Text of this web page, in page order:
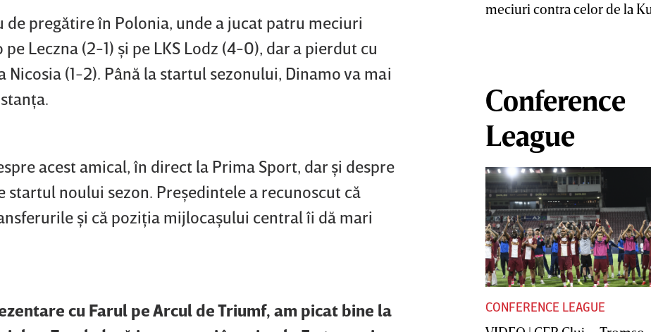
de pregătire în Polonia, unde a jucat patru meciuri
Leczna (2-1) şi pe LKS Lodz (4-0), dar a pierdut cu
Nicosia (1-2). Până la startul sezonului, Dinamo va mai
acest amical, în direct la Prima Sport, dar şi despre
startul noului sezon. Preşedintele a recunoscut că
şi că poziţia mijlocaşului central îi dă mari
cu Farul pe Arcul de Triumf, am picat bine la
meciuri contra celor de la
Conference
League
CONFERENCE LEAGUE